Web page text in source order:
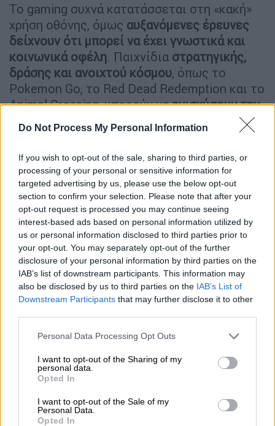
Do Not Process My Personal Information
If you wish to opt-out of the sale, sharing to third parties, or
processing of your personal or sensitive information for
targeted advertising by us, please use the below opt-out
section to confirm your selection. Please note that after your
opt-out request is processed you may continue seeing
interest-based ads based on personal information utilized by
us or personal information disclosed to third parties prior to
your opt-out. You may separately opt-out of the further
disclosure of your personal information by third parties on the
IAB’s list of downstream participants. This information may
also be disclosed by us to third parties on the IAB’s List of
Downstream Participants that may further disclose it to other
Please note that this website/app uses one or more Google
not limited to your visit or usage behaviour. You may click to
grant or deny consent to Google and its third-party tags to
use your data for below specified purposes in below Google
consent section.
Personal Data Processing Opt Outs
I want to opt-out of the Sharing of my
personal data.
Opted In
I want to opt-out of the Sale of my
Personal Data.
Opted In
Το gaming συχνά κατατάσσεται στη «κακή»
χρήση οθόνης, όμως αυξανόμενες έρευνες
δείχνουν ότι μπορεί να έχει γνωστικά και
κοινωνικά οφέλη. Παιχνίδια στρατηγικής,
δράσης και ανοιχτού κόσμου, όπως το
Pokemon Go, το Red Dead Redemption και το
Animal Crossing, μπορούν ναενισχύσουν την
επίλυση προβλημάτων, τον συντονισμό και
ακόμη και τη νευροπλαστικότητα- την
ικανότητα του εγκεφάλου να προσαρμόζεται
και να αναδιοργανώνεται. Παράλληλα,
παιχνίδια πολλών παικτώνόπως το World of
Warcraft μπορούν ναδημιουργήσουν
πραγματικές φιλίες και αίσθηση κοινότητας
Η διαφορά δεν βρίσκεται στο ίδιο το
παιχνίδι, αλλάστον τρόπο που σχετιζόμαστε
με αυτό. Έρευνα του καθηγητή Άντριου
Πριζμπίλσκι από το Πανεπιστήμιο της
Οξφόρδης έδειξε ότι το gamingαπό μόνο
του δεν συνδέεται με κακή ψυχική υγεία.
Αυτό που έχει σημασία είναι το κίνητρο:
όσοι παίζουν επειδή το θέλουν έχουν
καλύτερη ευεξία, ενώ όσοι
νιώθουν ότι
«πρέπει»να παίζουν λόγω μηχανισμών
ανταμοιβής ή άγχους να μη «μείνουν στην απ'
έξω» έχουν χειρότερα αποτελέσματα. «Ο